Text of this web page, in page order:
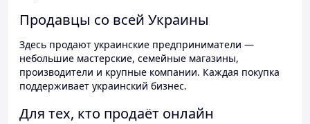
Продавцы со всей Украины
Здесь продают украинские предприниматели —
небольшие мастерские, семейные магазины,
производители и крупные компании. Каждая покупка
поддерживает украинский бизнес.
Для тех, кто продаёт онлайн